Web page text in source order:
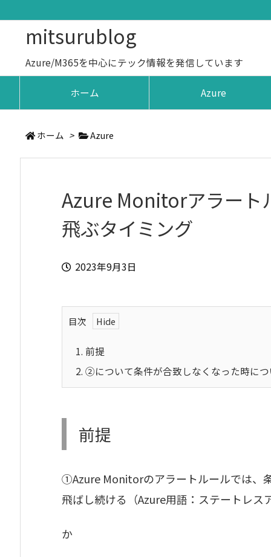
mitsurublog
Azure/M365を中心にテック情報を発信しています
ホーム Azure
ホーム > Azure
Azure Monitorアラート
飛ぶタイミング
2023年9月3日
目次
1. 前提
2. ②について条件が合致しなくなった時に
前提
①Azure Monitorのアラートルールでは、
飛ばし続ける（Azure用語：ステートレス
か